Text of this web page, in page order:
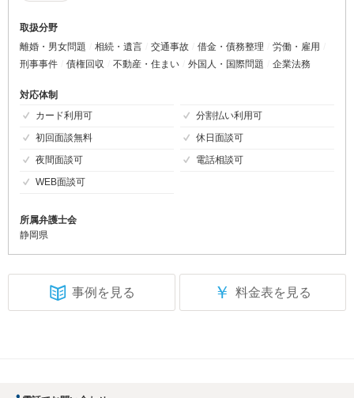
取扱分野
離婚・男女問題
相続・遺言 交通事故 借金・債務整理
労働・雇用
刑事事件
債権回収 不動産・住まい 外国人・国際問題 企業法務
対応体制
カード利用可
分割払い利用可
初回面談無料
休日面談可
夜間面談可
電話相談可
WEB面談可
所属弁護士会
静岡県
事例を見る ￥ 料金表を見る